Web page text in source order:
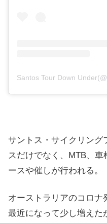
サントス・サイクリング
スだけでなく、MTB、
ースや催しが行われる。
オーストラリアのコロナ
最近になって少し増えた